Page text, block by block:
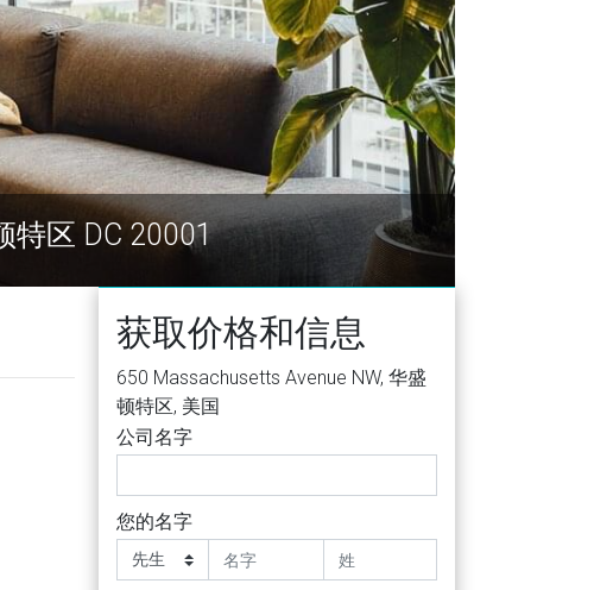
Floor, 华盛顿特区 DC 20001
获取价格和信息
650 Massachusetts Avenue NW, 华盛
顿特区, 美国
公司名字
您的名字